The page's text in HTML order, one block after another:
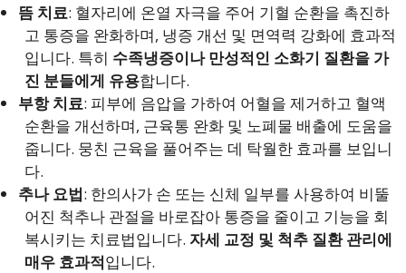
뜸 치료: 혈자리에 온열 자극을 주어 기혈 순환을 촉진하
고 통증을 완화하며, 냉증 개선 및 면역력 강화에 효과적
입니다. 특히 수족냉증이나 만성적인 소화기 질환을 가
진 분들에게 유용합니다.
부항 치료: 피부에 음압을 가하여 어혈을 제거하고 혈액
순환을 개선하며, 근육통 완화 및 노폐물 배출에 도움을
줍니다. 뭉친 근육을 풀어주는 데 탁월한 효과를 보입니
다.
추나 요법: 한의사가 손 또는 신체 일부를 사용하여 비뚤
어진 척추나 관절을 바로잡아 통증을 줄이고 기능을 회
복시키는 치료법입니다. 자세 교정 및 척추 질환 관리에
매우 효과적입니다.